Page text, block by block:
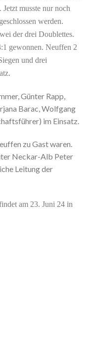
musste nur noch
werden.
der drei Doublettes.
gewonnen. Neuffen 2
und drei
Günter Rapp,
Barac, Wolfgang
im Einsatz.
zu Gast waren.
Neckar-Alb Peter
Leitung der
am 23. Juni 24 in